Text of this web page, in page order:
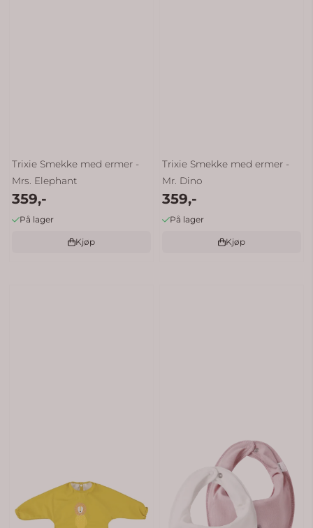
Trixie Smekke med ermer -
Mrs. Elephant
359,-
På lager
Kjøp
Trixie Smekke med ermer -
Mr. Dino
359,-
På lager
Kjøp